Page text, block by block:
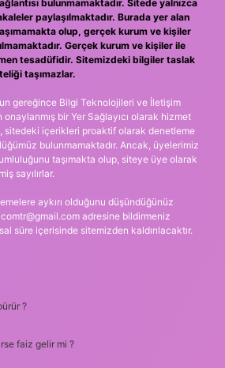
bulunmamaktadır. Sitede yalnızca
paylaşılmaktadır. Burada yer alan
olup, gerçek kurum ve kişiler
Gerçek kurum ve kişiler ile
tesadüfidir. Sitemizdeki bilgiler taslak
taşımazlar.
gereğince Bilgi Teknolojileri ve İletişim
onaylanmış bir Yer Sağlayıcı olarak hizmet
sitedeki içerikleri proaktif olarak denetleme
bulunmamaktadır. Ancak, üyelerimiz
taşımakta olup, siteye üye olarak
sayılırlar.
aykırı olduğunu düşündüğünüz
adresine bildirmeniz
süre içerisinde sitemizden kaldırılacaktır.
?
faiz gelir mi ?